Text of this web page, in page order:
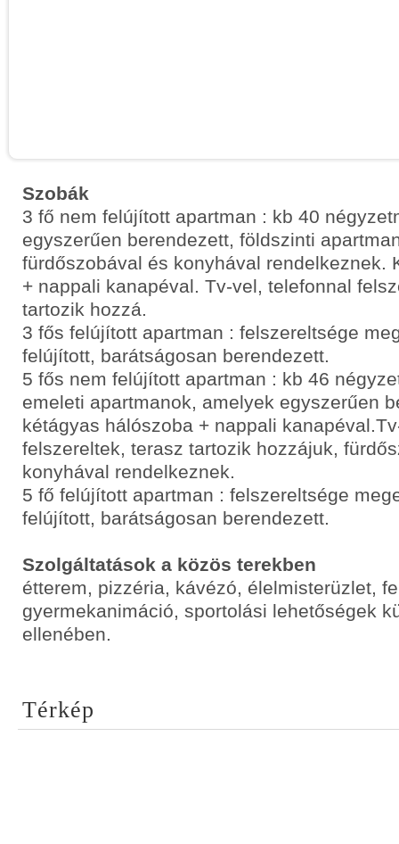
Szobák
3 fő nem felújított apartman : kb 40
egyszerűen berendezett, földszinti
fürdőszobával és konyhával rendelkeznek.
+ nappali kanapéval. Tv-vel, telefonnal
tartozik hozzá.
3 fős felújított apartman : felszereltsége
felújított, barátságosan berendezett.
5 fős nem felújított apartman : kb 46
emeleti apartmanok, amelyek egyszerűen
kétágyas hálószoba + nappali
felszereltek, terasz tartozik hozzájuk,
konyhával rendelkeznek.
5 fő felújított apartman : felszereltsége
felújított, barátságosan berendezett.
Szolgáltatások a közös terekben
étterem, pizzéria, kávézó, élelmisterüzlet,
gyermekanimáció, sportolási lehetőségek
ellenében.
Térkép